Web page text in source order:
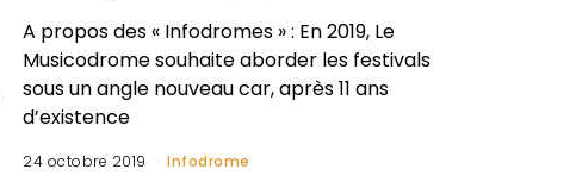
A propos des « Infodromes » : En 2019, Le
Musicodrome souhaite aborder les festivals
sous un angle nouveau car, après 11 ans
d’existence
24 octobre 2019 Infodrome